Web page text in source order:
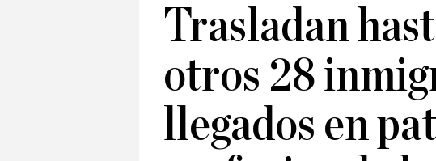
Trasladan
otros 28
llegados en